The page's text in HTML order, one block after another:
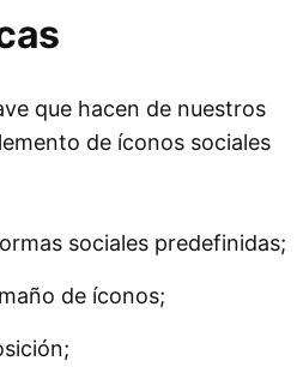
que hacen de nuestros
de íconos sociales
sociales predefinidas;
de íconos;